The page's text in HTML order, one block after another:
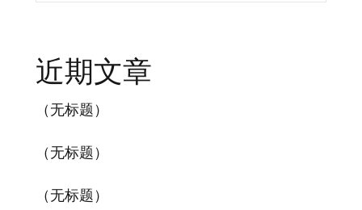
近期文章
（无标题）
（无标题）
（无标题）